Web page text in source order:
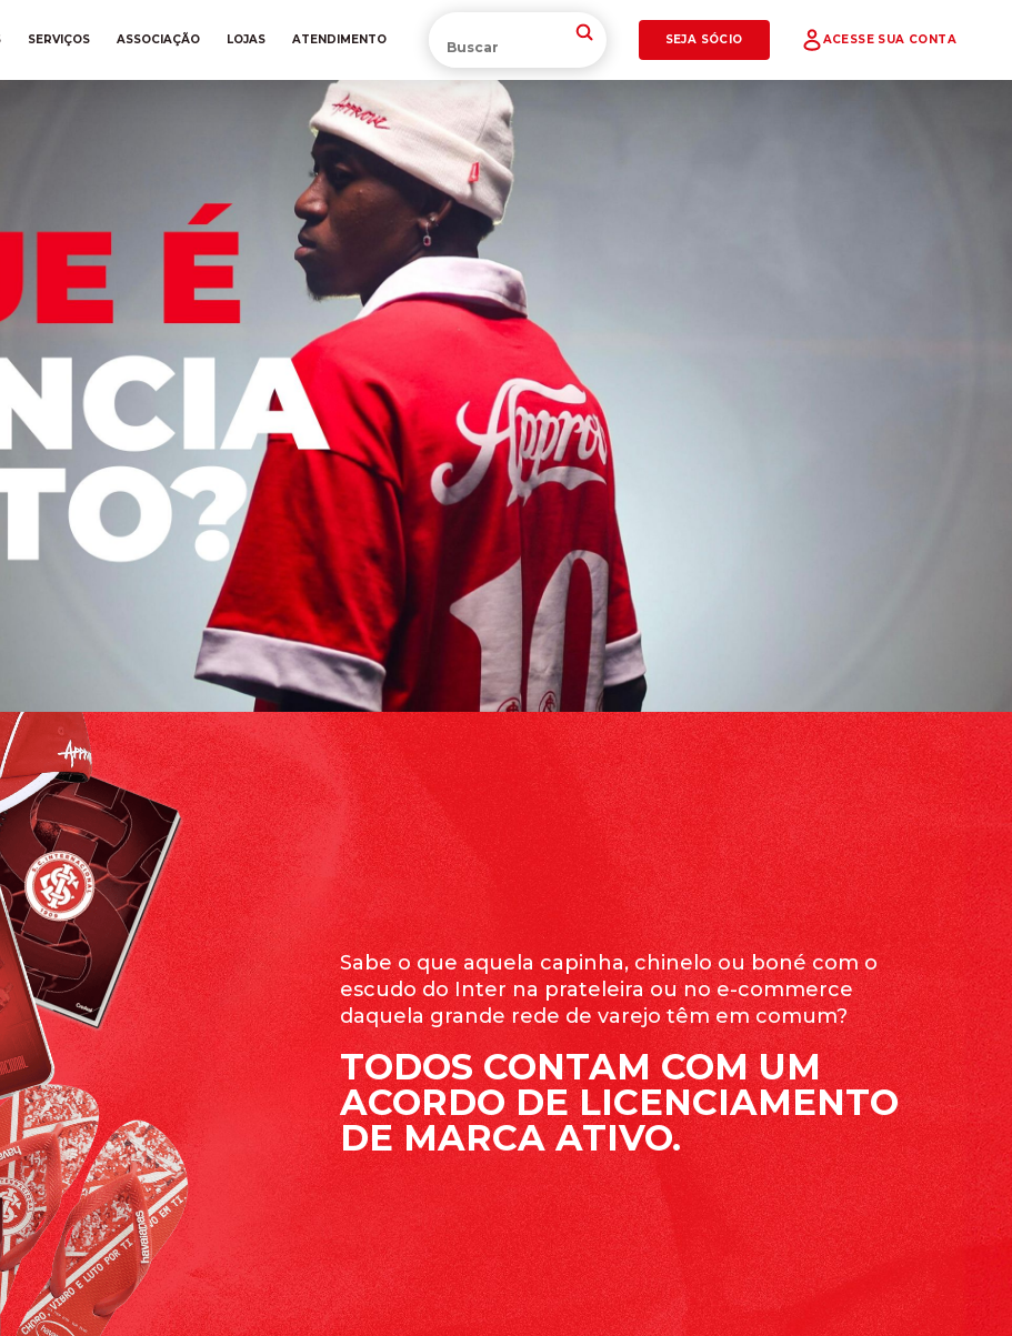
SERVIÇOS ASSOCIAÇÃO LOJAS ATENDIMENTO SEJA SÓCIO ACESSE SUA CONTA
Sabe o que aquela capinha, chinelo ou boné com o
escudo do Inter na prateleira ou no e-commerce
daquela grande rede de varejo têm em comum?
TODOS CONTAM COM UM
ACORDO DE LICENCIAMENTO
DE MARCA ATIVO.